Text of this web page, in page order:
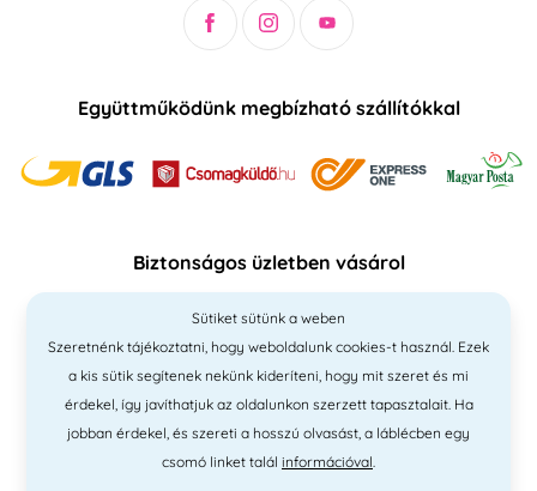
Együttműködünk megbízható szállítókkal
Biztonságos üzletben vásárol
Sütiket sütünk a weben
Szeretnénk tájékoztatni, hogy weboldalunk cookies-t használ. Ezek
a kis sütik segítenek nekünk kideríteni, hogy mit szeret és mi
érdekel, így javíthatjuk az oldalunkon szerzett tapasztalait. Ha
jobban érdekel, és szereti a hosszú olvasást, a láblécben egy
csomó linket talál információval.